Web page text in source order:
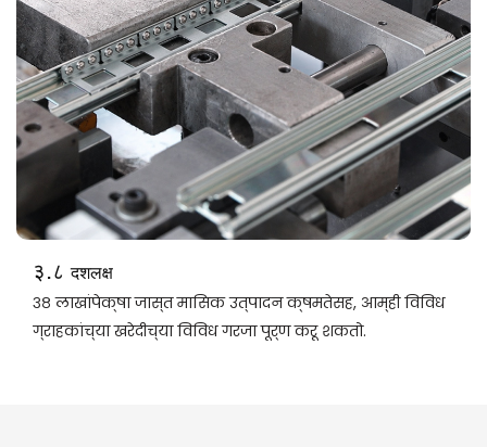
३.८दशलक्ष
३८ लाखांपेक्षा जास्त मासिक उत्पादन क्षमतेसह, आम्ही विविध
ग्राहकांच्या खरेदीच्या विविध गरजा पूर्ण करू शकतो.